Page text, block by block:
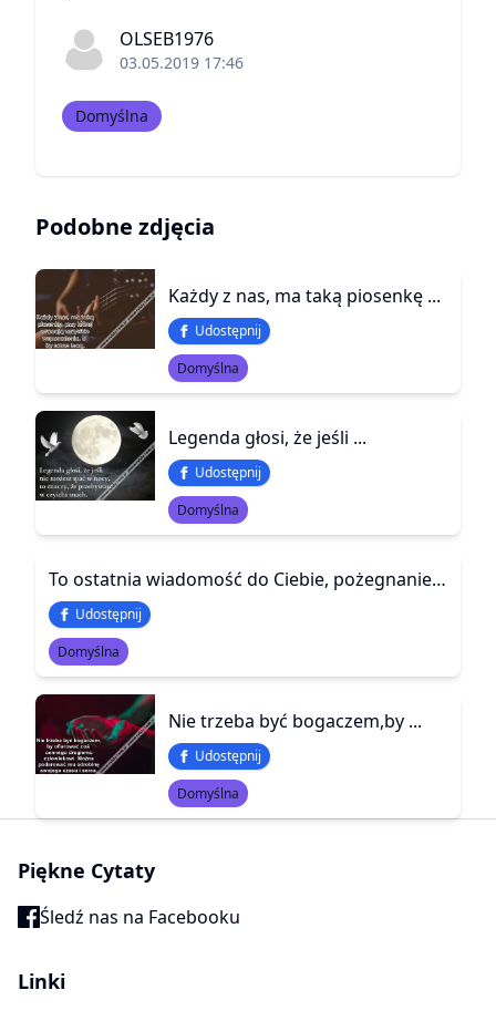
OLSEB1976
03.05.2019 17:46
Domyślna
Podobne zdjęcia
Każdy z nas, ma taką piosenkę ...
Udostępnij
Domyślna
Legenda głosi, że jeśli ...
Udostępnij
Domyślna
To ostatnia wiadomość do Ciebie, pożegnanie \r\nPewnie żalem i goryczą słowa zakrapiane.\r\nMasz prawo tak to ocenić, lecz odpowiedz szczerze,\r\nGdzie był ON, gdy głód Wam w oczy zaglądał?\r\nGdzie był ON, gdy nie mieliście się gdzie podziać?\r\nGdzie był ON, gdy pod sercem nosiłaś jego dziecię?\r\nGdzie był ON, gdy Twoje dziecko ząbkowało?\r\nGdzie był ON, gdy Twoje dziecko raczkowało?\r\nGdzie był ON, gdy Twoje dziecko stawia pierwsze kroki?\r\nGdzie był ON, gdy na pogotowie trzeba jechać?\r\nGdzie był ON, po tym jak WAS okradał?\r\nGdzie był ON, po tym jak CIĘ zdradzał?\r\nOdpowiedz sobie sama, gdy dzisiaj cieszysz się\r\nBo ma do WAS przyjechać, a ja mogę spadać\r\n„Możesz jechać sobie, gdzie Cię nogi poniosą”\r\nChoć to dla mnie jest ucieczka, przed tym że \r\nCię Kocham, a nie mogę przytulić, pocałować.\r\nCholerne uczucia wkręcić jest się łatwo,\r\nTrudniej do życie powrócić, zresztą nie ma po co…
Udostępnij
Domyślna
Nie trzeba być bogaczem,by ...
Udostępnij
Domyślna
Piękne Cytaty
Śledź nas na Facebooku
Linki